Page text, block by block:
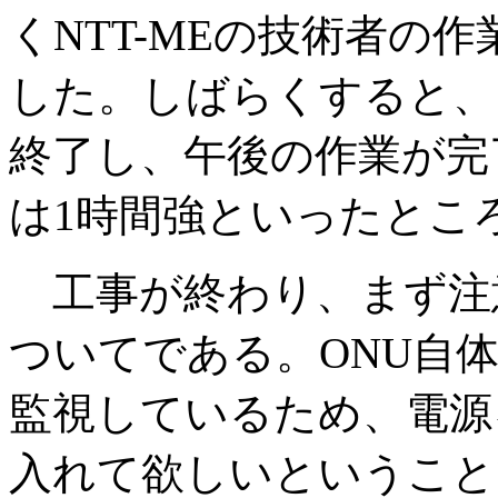
くNTT-MEの技術者の
した。しばらくすると
終了し、午後の作業が
は1時間強といったとこ
工事が終わり、まず
ついてである。ONU自
監視しているため、電
入れて欲しいというこ